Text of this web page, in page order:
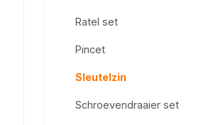
Ratel set
Pincet
Sleutelzin
Schroevendraaier set